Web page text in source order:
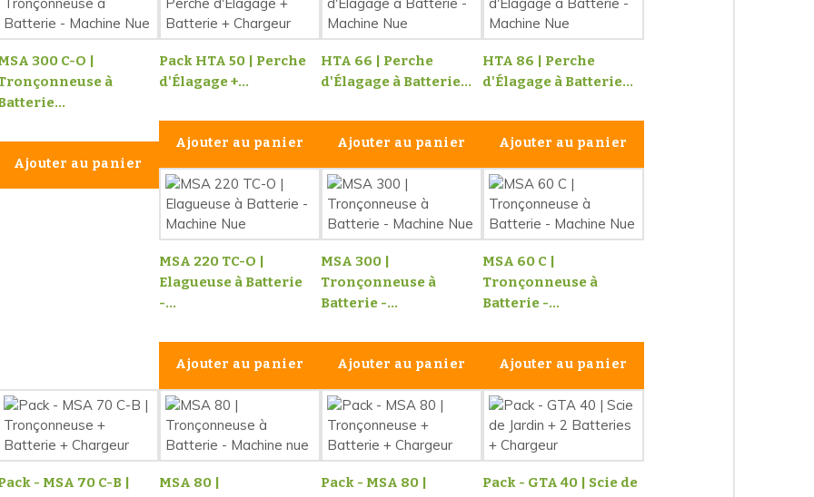
300 C-O |
à
Ajouter au panier
Pack HTA 50 | Perche
d'Élagage +...
Ajouter au panier
HTA 66 | Perche
d'Élagage à Batterie...
Ajouter au panier
HTA 86 | Perche
d'Élagage à Batterie...
Ajouter au panier
MSA 220 TC-O |
Elagueuse à Batterie
-...
Ajouter au panier
MSA 300 |
Tronçonneuse à
Batterie -...
Ajouter au panier
MSA 60 C |
Tronçonneuse à
Batterie -...
Ajouter au panier
- MSA 70 C-B |
MSA 80 |
Pack - MSA 80 |
Pack - GTA 40 | Scie de